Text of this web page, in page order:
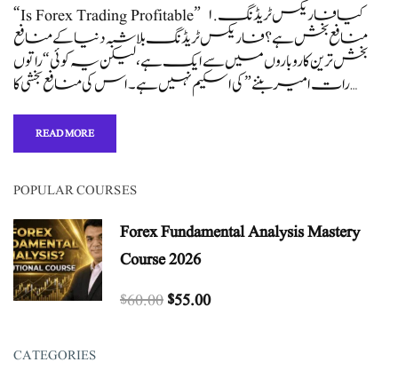
“Is Forex Trading Profitable” ۱. کیا فاریکس ٹریڈنگ
منافع بخش ہے؟ فاریکس ٹریڈنگ بلاشبہ دنیا کے منافع
بخش ترین کاروباروں میں سے ایک ہے، لیکن یہ کوئی “راتوں
رات امیر بننے” کی اسکیم نہیں ہے۔ اس کی منافع بخشی کا …
READ MORE
POPULAR COURSES
Forex Fundamental Analysis Mastery
Course 2026
$60.00$55.00
CATEGORIES